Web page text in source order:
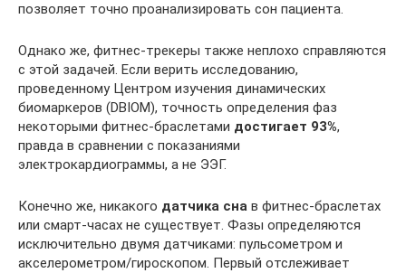
позволяет точно проанализировать сон пациента.
Однако же, фитнес-трекеры также неплохо справляются
с этой задачей. Если верить исследованию,
проведенному Центром изучения динамических
биомаркеров (DBIOM), точность определения фаз
некоторыми фитнес-браслетами достигает 93%,
правда в сравнении с показаниями
электрокардиограммы, а не ЭЭГ.
Конечно же, никакого датчика сна в фитнес-браслетах
или смарт-часах не существует. Фазы определяются
исключительно двумя датчиками: пульсометром и
акселерометром/гироскопом. Первый отслеживает